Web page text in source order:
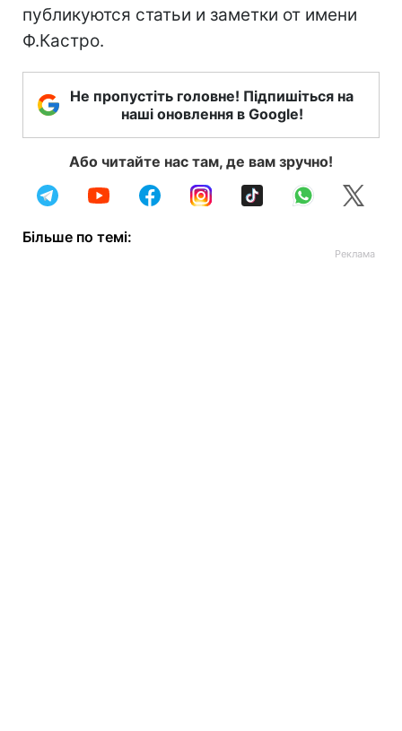
публикуются статьи и заметки от имени
Ф.Кастро.
Не пропустіть головне! Підпишіться на
наші оновлення в Google!
Або читайте нас там, де вам зручно!
Більше по темі: